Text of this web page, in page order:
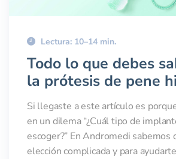
Lectura: 10–14 min.
Todo lo que debes
la prótesis de pene
Si llegaste a este artículo es
en un dilema “¿Cuál tipo de
escoger?” En Andromedi sabemos
elección complicada y para